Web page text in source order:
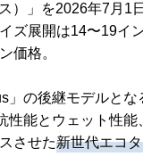
）」を2026年7月1
ズ展開は14〜19イ
価格。
」の後継モデルとな
性能とウェット性能
させた新世代エコ